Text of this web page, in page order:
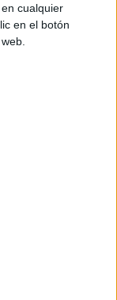
cualquier
en el botón